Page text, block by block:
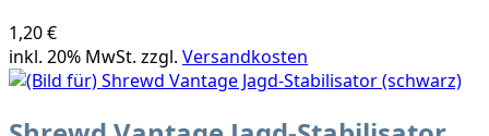
1,20 €
inkl. 20% MwSt. zzgl. Versandkosten